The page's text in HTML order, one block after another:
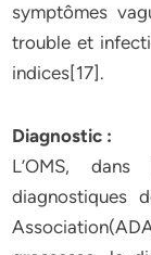
symptômes
trouble et
indices[17].
Diagnostic :
L’OMS,
diagnostiques